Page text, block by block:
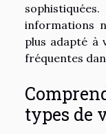
informations
plus adapté
fréquentes
types de